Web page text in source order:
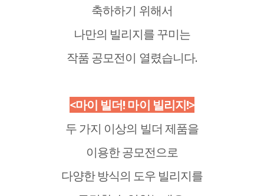
축하하기 위해서
나만의 빌리지를 꾸미는
작품 공모전이 열렸습니다.
<마이 빌더! 마이 빌리지!>
두 가지 이상의 빌더 제품을
이용한 공모전으로
다양한 방식의 도우 빌리지를